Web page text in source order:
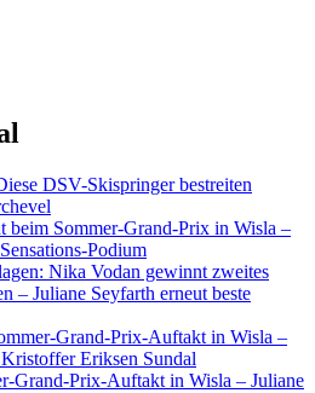
DSV-Skispringer bestreiten
beim Sommer-Grand-Prix in Wisla –
Podium
Nika Vodan gewinnt zweites
– Juliane Seyfarth erneut beste
Grand-Prix-Auftakt in Wisla –
Eriksen Sundal
Grand-Prix-Auftakt in Wisla – Juliane